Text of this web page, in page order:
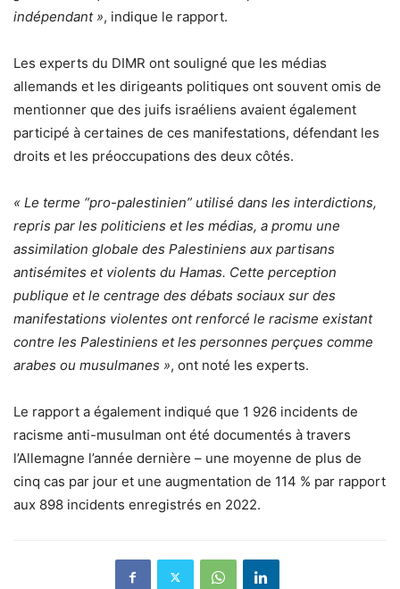
indépendant », indique le rapport.
Les experts du DIMR ont souligné que les médias
allemands et les dirigeants politiques ont souvent omis de
mentionner que des juifs israéliens avaient également
participé à certaines de ces manifestations, défendant les
droits et les préoccupations des deux côtés.
« Le terme “pro-palestinien” utilisé dans les interdictions,
repris par les politiciens et les médias, a promu une
assimilation globale des Palestiniens aux partisans
antisémites et violents du Hamas. Cette perception
publique et le centrage des débats sociaux sur des
manifestations violentes ont renforcé le racisme existant
contre les Palestiniens et les personnes perçues comme
arabes ou musulmanes », ont noté les experts.
Le rapport a également indiqué que 1 926 incidents de
racisme anti-musulman ont été documentés à travers
l’Allemagne l’année dernière – une moyenne de plus de
cinq cas par jour et une augmentation de 114 % par rapport
aux 898 incidents enregistrés en 2022.